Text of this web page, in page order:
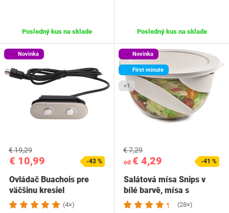
Posledný kus na sklade Posledný kus na sklade
Novinka
€ 10,99
€ 19,29
-43 %
Ovládač Buachois pre
väčšinu kresiel
(4×)
Novinka
First minute
+1
od € 4,29
€ 7,29
-41 %
Salátová mísa Snips v
bílé barvě, mísa s
objemem 3 litry a…
(28×)